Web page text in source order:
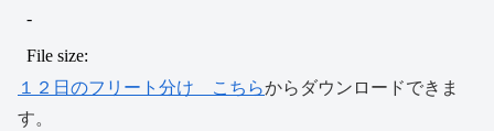
１２日のフリート分け こちらからダウンロードできま
す。